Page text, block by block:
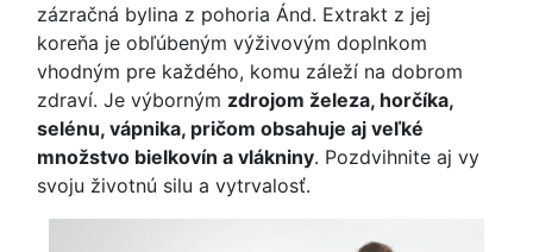
zázračná bylina z pohoria Ánd. Extrakt z jej
koreňa je obľúbeným výživovým doplnkom
vhodným pre každého, komu záleží na dobrom
zdraví. Je výborným zdrojom železa, horčíka,
selénu, vápnika, pričom obsahuje aj veľké
množstvo bielkovín a vlákniny. Pozdvihnite aj vy
svoju životnú silu a vytrvalosť.